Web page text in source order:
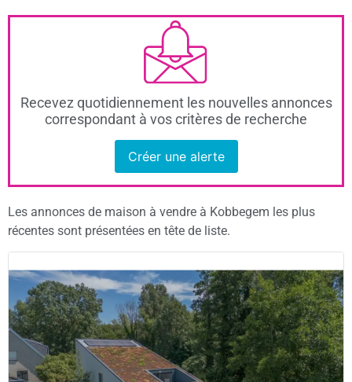
Recevez quotidiennement les nouvelles annonces
correspondant à vos critères de recherche
Créer une alerte
Les annonces de maison à vendre à Kobbegem les plus
récentes sont présentées en tête de liste.